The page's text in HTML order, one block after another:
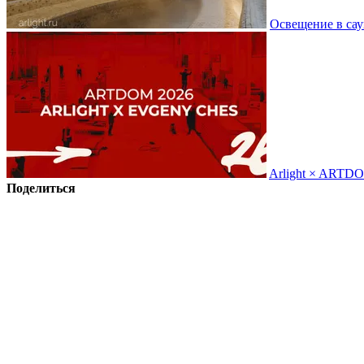
Освещение в
Arlight ×
Поделиться